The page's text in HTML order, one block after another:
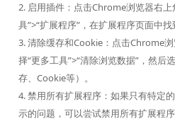
2. 启用插件：点击Chrome浏览器右
具”>“扩展程序”，在扩展程序页面中找
3. 清除缓存和Cookie：点击Chrome
择“更多工具”>“清除浏览数据”，然后
存、Cookie等）。
4. 禁用所有扩展程序：如果只有特定
示的问题，可以尝试禁用所有扩展程序